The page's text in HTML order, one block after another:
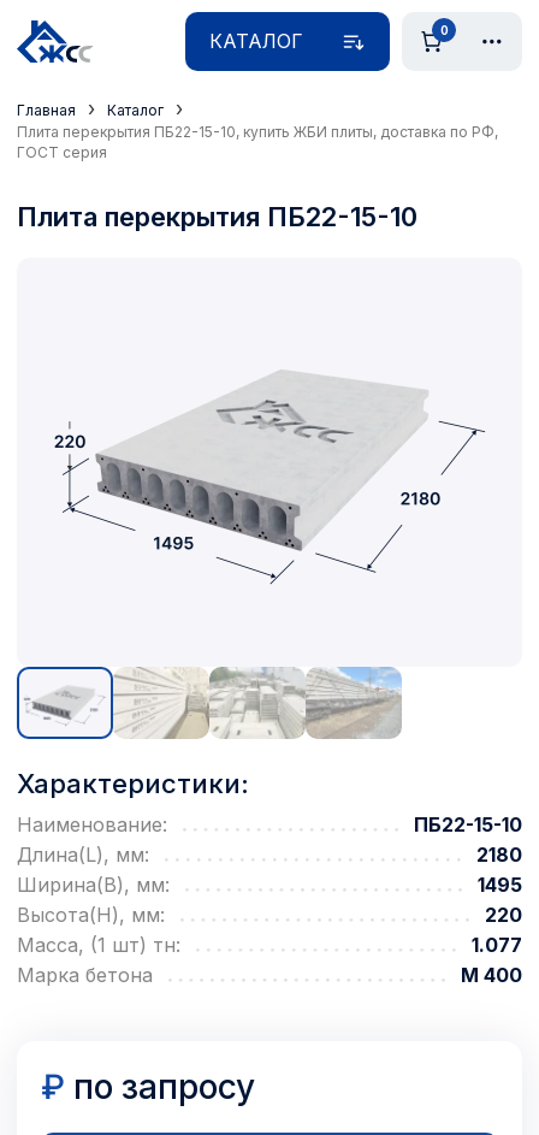
КАТАЛОГ 0
Главная › Каталог ›
Плита перекрытия ПБ22-15-10, купить ЖБИ плиты, доставка по РФ,
ГОСТ серия
Плита перекрытия ПБ22-15-10
Характеристики:
Наименование:
ПБ22-15-10
Длина(L), мм:
2180
Ширина(B), мм:
1495
Высота(H), мм:
220
Масса, (1 шт) тн:
1.077
Марка бетона
М 400
₽ по запросу